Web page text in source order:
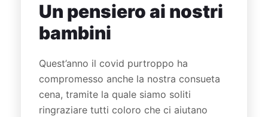
Un pensiero ai nostri
bambini
Quest’anno il covid purtroppo ha
compromesso anche la nostra consueta
cena, tramite la quale siamo soliti
ringraziare tutti coloro che ci aiutano